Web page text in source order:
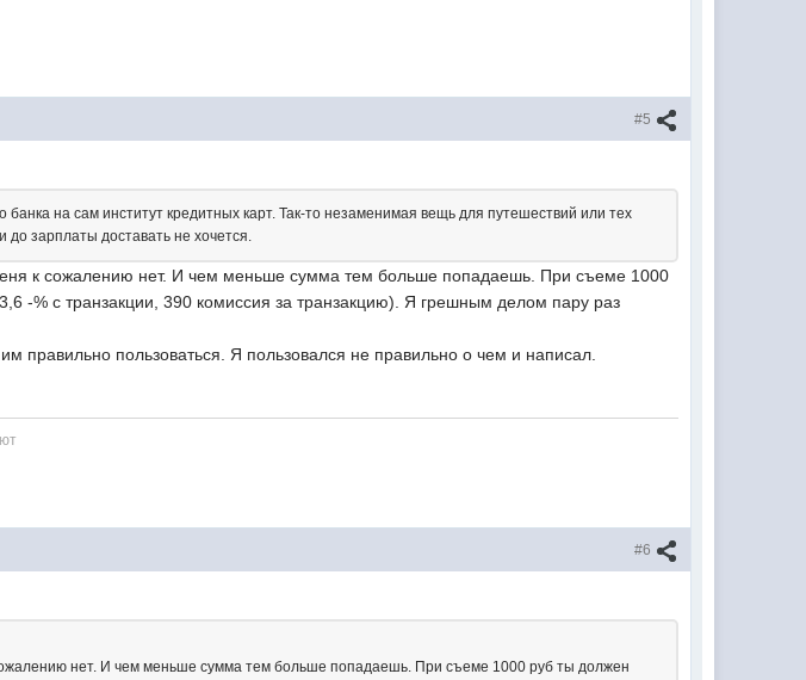
#5
банка на сам институт кредитных карт. Так-то незаменимая вещь для путешествий или тех
до зарплаты доставать не хочется.
к сожалению нет. И чем меньше сумма тем больше попадаешь. При съеме 1000
-% с транзакции, 390 комиссия за транзакцию). Я грешным делом пару раз
правильно пользоваться. Я пользовался не правильно о чем и написал.
#6
нет. И чем меньше сумма тем больше попадаешь. При съеме 1000 руб ты должен